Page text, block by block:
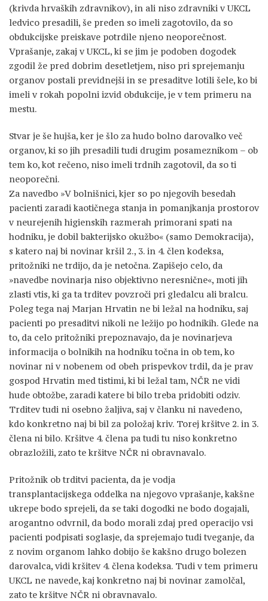
(krivda hrvaških zdravnikov), in ali niso zdravniki v UKCL
ledvico presadili, še preden so imeli zagotovilo, da so
obdukcijske preiskave potrdile njeno neoporečnost.
Vprašanje, zakaj v UKCL, ki se jim je podoben dogodek
zgodil že pred dobrim desetletjem, niso pri sprejemanju
organov postali previdnejši in se presaditve lotili šele, ko bi
imeli v rokah popolni izvid obdukcije, je v tem primeru na
mestu.
Stvar je še hujša, ker je šlo za hudo bolno darovalko več
organov, ki so jih presadili tudi drugim posameznikom – ob
tem ko, kot rečeno, niso imeli trdnih zagotovil, da so ti
neoporečni.
Za navedbo »V bolnišnici, kjer so po njegovih besedah
pacienti zaradi kaotičnega stanja in pomanjkanja prostorov
v neurejenih higienskih razmerah primorani spati na
hodniku, je dobil bakterijsko okužbo« (samo Demokracija),
s katero naj bi novinar kršil 2., 3. in 4. člen kodeksa,
pritožniki ne trdijo, da je netočna. Zapišejo celo, da
»navedbe novinarja niso objektivno neresnične«, moti jih
zlasti vtis, ki ga ta trditev povzroči pri gledalcu ali bralcu.
Poleg tega naj Marjan Hrvatin ne bi ležal na hodniku, saj
pacienti po presaditvi nikoli ne ležijo po hodnikih. Glede na
to, da celo pritožniki prepoznavajo, da je novinarjeva
informacija o bolnikih na hodniku točna in ob tem, ko
novinar ni v nobenem od obeh prispevkov trdil, da je prav
gospod Hrvatin med tistimi, ki bi ležal tam, NČR ne vidi
hude obtožbe, zaradi katere bi bilo treba pridobiti odziv.
Trditev tudi ni osebno žaljiva, saj v članku ni navedeno,
kdo konkretno naj bi bil za položaj kriv. Torej kršitve 2. in 3.
člena ni bilo. Kršitve 4. člena pa tudi tu niso konkretno
obrazložili, zato te kršitve NČR ni obravnavalo.
Pritožnik ob trditvi pacienta, da je vodja
transplantacijskega oddelka na njegovo vprašanje, kakšne
ukrepe bodo sprejeli, da se taki dogodki ne bodo dogajali,
arogantno odvrnil, da bodo morali zdaj pred operacijo vsi
pacienti podpisati soglasje, da sprejemajo tudi tveganje, da
z novim organom lahko dobijo še kakšno drugo bolezen
darovalca, vidi kršitev 4. člena kodeksa. Tudi v tem primeru
UKCL ne navede, kaj konkretno naj bi novinar zamolčal,
zato te kršitve NČR ni obravnavalo.